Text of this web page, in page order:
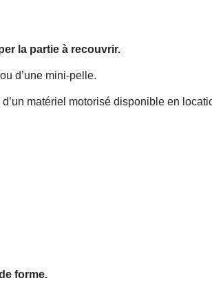
la partie à recouvrir.
d’une mini-pelle.
matériel motorisé disponible en
forme.